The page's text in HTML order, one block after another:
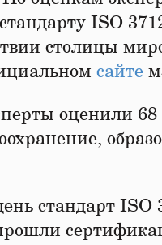
ISO
столицы
сайте
оценили 68
стандарт ISO